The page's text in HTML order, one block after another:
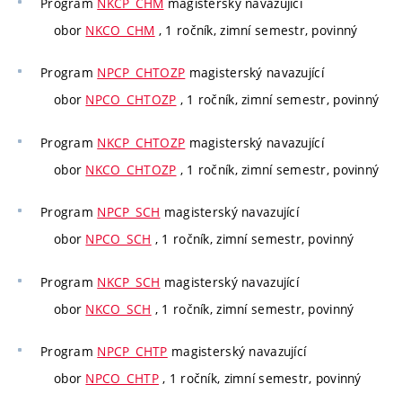
obor NKCO_CHM , 1 ročník, zimní semestr, povinný
Program NPCP_CHTOZP magisterský navazující
obor NPCO_CHTOZP , 1 ročník, zimní semestr, povinný
Program NKCP_CHTOZP magisterský navazující
obor NKCO_CHTOZP , 1 ročník, zimní semestr, povinný
Program NPCP_SCH magisterský navazující
obor NPCO_SCH , 1 ročník, zimní semestr, povinný
Program NKCP_SCH magisterský navazující
obor NKCO_SCH , 1 ročník, zimní semestr, povinný
Program NPCP_CHTP magisterský navazující
obor NPCO_CHTP, 1 ročník, zimní semestr, povinný